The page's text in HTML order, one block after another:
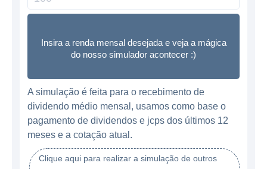
Insira a renda mensal desejada e veja a mágica
do nosso simulador acontecer :)
A simulação é feita para o recebimento de
dividendo médio mensal, usamos como base o
pagamento de dividendos e jcps dos últimos 12
meses e a cotação atual.
Clique aqui para realizar a simulação de outros